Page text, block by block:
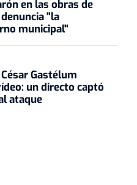
en las obras de
"la
municipal"
Gastélum
un directo captó
ataque